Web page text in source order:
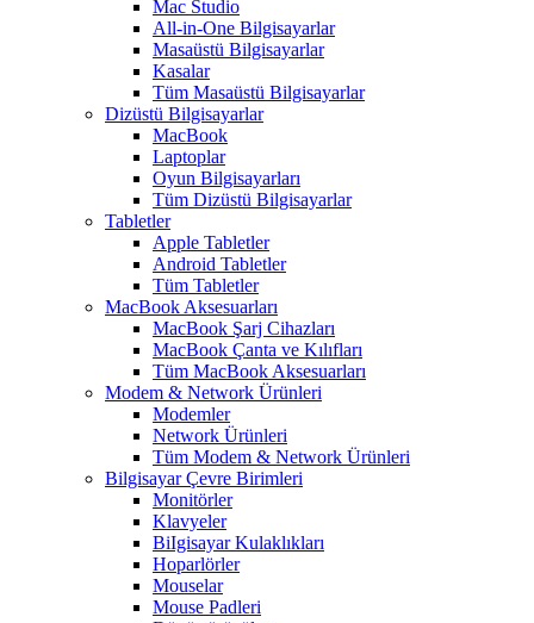
Mac Studio
All-in-One Bilgisayarlar
Masaüstü Bilgisayarlar
Kasalar
Tüm Masaüstü Bilgisayarlar
Dizüstü Bilgisayarlar
MacBook
Laptoplar
Oyun Bilgisayarları
Tüm Dizüstü Bilgisayarlar
Tabletler
Apple Tabletler
Android Tabletler
Tüm Tabletler
MacBook Aksesuarları
MacBook Şarj Cihazları
MacBook Çanta ve Kılıfları
Tüm MacBook Aksesuarları
Modem & Network Ürünleri
Modemler
Network Ürünleri
Tüm Modem & Network Ürünleri
Bilgisayar Çevre Birimleri
Monitörler
Klavyeler
BiIgisayar Kulaklıkları
Hoparlörler
Mouselar
Mouse Padleri